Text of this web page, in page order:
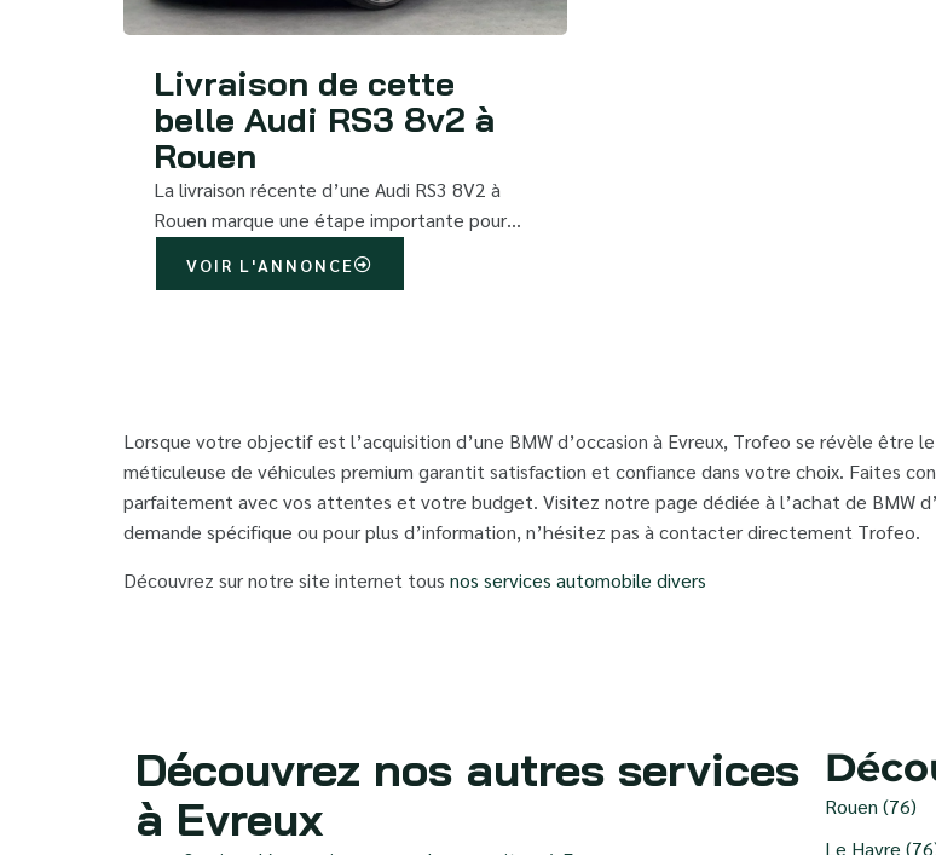
Livraison de cette
belle Audi RS3 8v2 à
Rouen
La livraison récente d’une Audi RS3 8V2 à
Rouen marque une étape importante pour…
VOIR L'ANNONCE
Lorsque votre objectif est l’acquisition d’une BMW d’occasion à Evreux, Trofeo se révèle
méticuleuse de véhicules premium garantit satisfaction et confiance dans votre choix. Faites
parfaitement avec vos attentes et votre budget. Visitez notre page dédiée à l’achat de BMW
demande spécifique ou pour plus d’information, n’hésitez pas à contacter directement Trofeo.
Découvrez sur notre site internet tous nos services automobile divers
Découvrez nos autres services
à Evreux
Rouen (76)
Le Havre